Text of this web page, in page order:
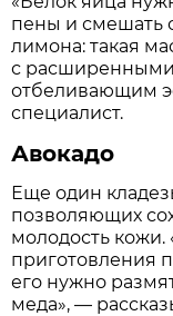
пены и смешать
лимона: такая
с расширенными
отбеливающим
специалист.
Авокадо
Еще один
позволяющих
молодость кожи.
приготовления
его нужно
меда», —